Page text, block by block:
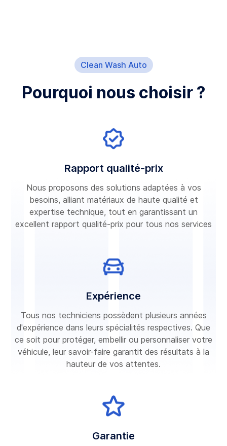
Clean Wash Auto
Pourquoi nous choisir ?
Rapport qualité-prix
Nous proposons des solutions adaptées à vos
besoins, alliant matériaux de haute qualité et
expertise technique, tout en garantissant un
excellent rapport qualité-prix pour tous nos services
Expérience
Tous nos techniciens possèdent plusieurs années
d'expérience dans leurs spécialités respectives. Que
ce soit pour protéger, embellir ou personnaliser votre
véhicule, leur savoir-faire garantit des résultats à la
hauteur de vos attentes.
Garantie